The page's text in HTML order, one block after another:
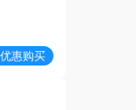
惠购买